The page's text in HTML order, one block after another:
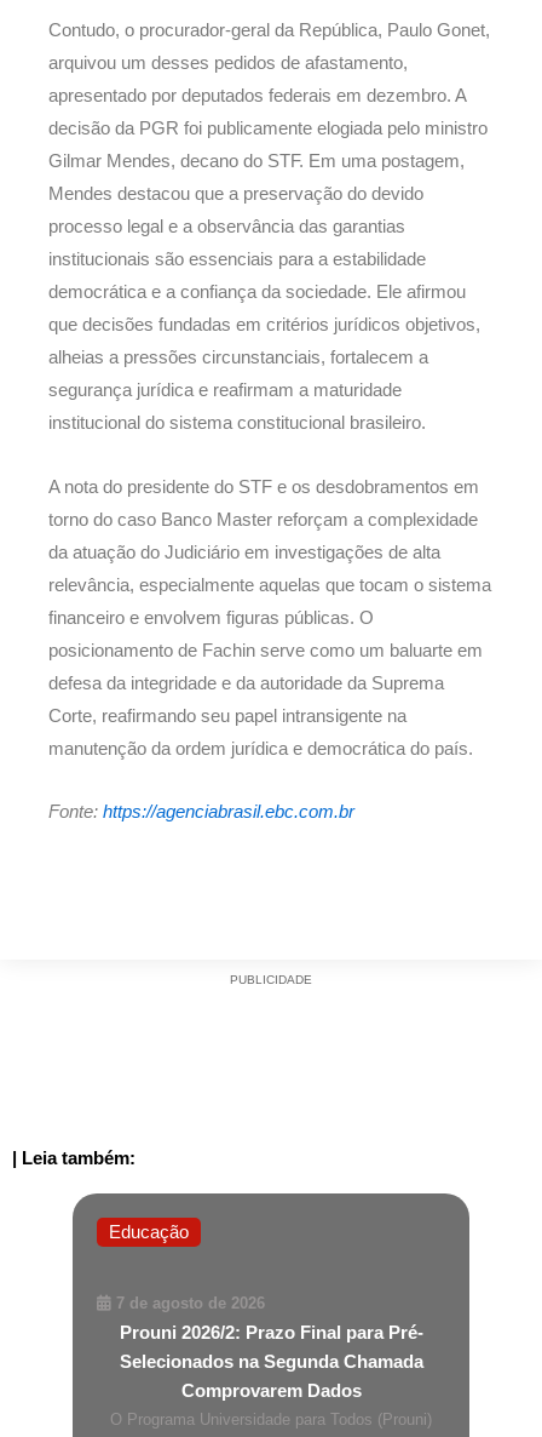
Contudo, o procurador-geral da República, Paulo Gonet,
arquivou um desses pedidos de afastamento,
apresentado por deputados federais em dezembro. A
decisão da PGR foi publicamente elogiada pelo ministro
Gilmar Mendes, decano do STF. Em uma postagem,
Mendes destacou que a preservação do devido
processo legal e a observância das garantias
institucionais são essenciais para a estabilidade
democrática e a confiança da sociedade. Ele afirmou
que decisões fundadas em critérios jurídicos objetivos,
alheias a pressões circunstanciais, fortalecem a
segurança jurídica e reafirmam a maturidade
institucional do sistema constitucional brasileiro.
A nota do presidente do STF e os desdobramentos em
torno do caso Banco Master reforçam a complexidade
da atuação do Judiciário em investigações de alta
relevância, especialmente aquelas que tocam o sistema
financeiro e envolvem figuras públicas. O
posicionamento de Fachin serve como um baluarte em
defesa da integridade e da autoridade da Suprema
Corte, reafirmando seu papel intransigente na
manutenção da ordem jurídica e democrática do país.
Fonte: https://agenciabrasil.ebc.com.br
PUBLICIDADE
| Leia também:
Educação
7 de agosto de 2026
Prouni 2026/2: Prazo Final para Pré-
Selecionados na Segunda Chamada
Comprovarem Dados
O Programa Universidade para Todos (Prouni)